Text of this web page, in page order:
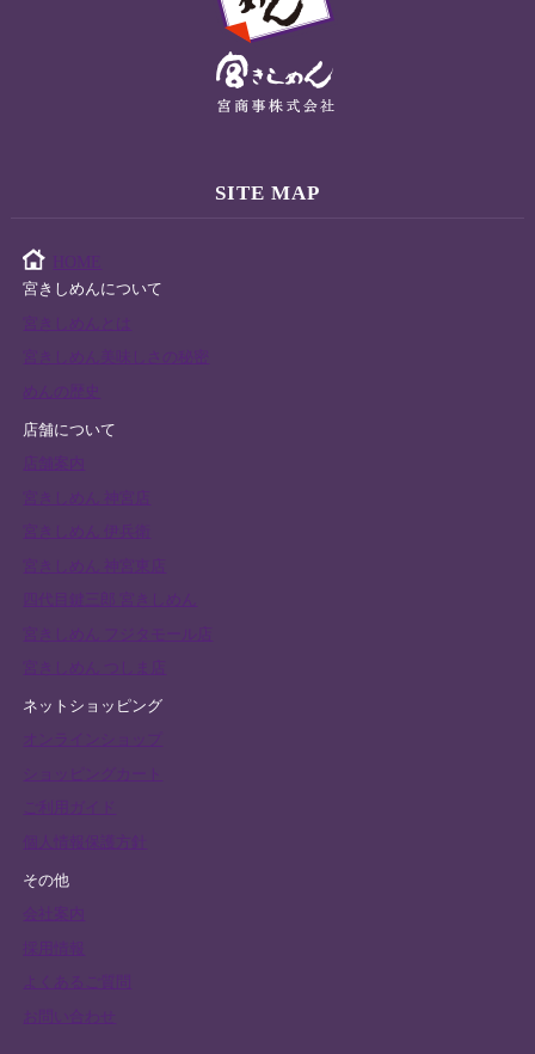
SITE MAP
HOME
宮きしめんについて
宮きしめん美味しさの秘密
めんの歴史
店舗について
宮きしめん 神宮店
宮きしめん 神宮東店
宮きしめん フジタモール店
ネットショッピング
個人情報保護方針
その他
採用情報
よくあるご質問